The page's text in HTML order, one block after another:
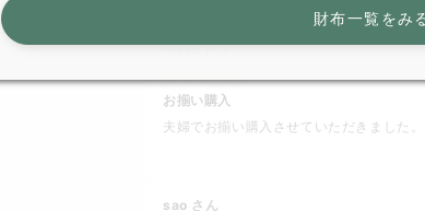
masa.hさん
お揃い購入
夫婦でお揃い購入させていただきました
sao さん
財布一覧をみ